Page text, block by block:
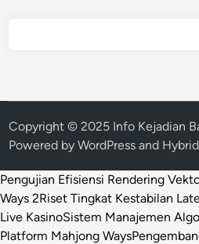
Copyright © 2025 Info Kejadian
Powered byWordPress and
Pengujian Efisiensi Rendering
Ways 2Riset Tingkat Kestabilan
Live KasinoSistem Manajemen
Platform Mahjong Ways